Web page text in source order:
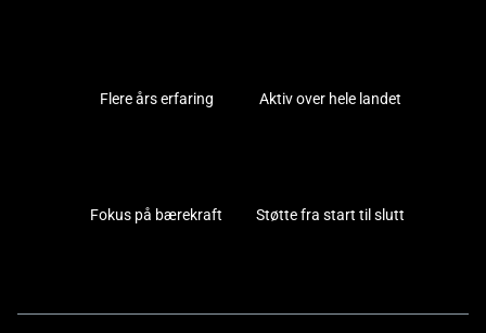
Flere års erfaring Aktiv over hele landet
Fokus på bærekraft Støtte fra start til slutt